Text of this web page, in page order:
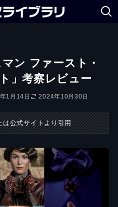
マン ファースト・
」考察レビュー
1月14日 2024年10月30日
は公式サイトより引用